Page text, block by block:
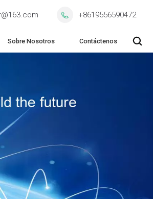
+8619556590472
Sobre Nosotros Contáctenos